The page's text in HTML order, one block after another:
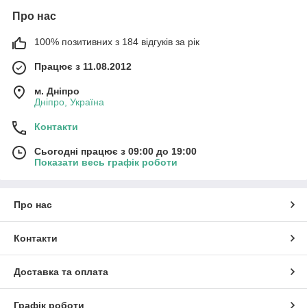
Про нас
100% позитивних з 184 відгуків за рік
Працює з 11.08.2012
м. Дніпро
Дніпро, Україна
Контакти
Сьогодні працює з 09:00 до 19:00
Показати весь графік роботи
Про нас
Контакти
Доставка та оплата
Графік роботи